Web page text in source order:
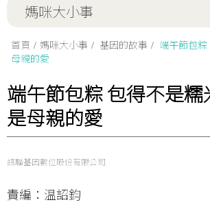
媽咪大小事
首頁 媽咪大小事 基因的故事
端午節包
母親的愛
端午節包粽 包得不是糯
是母親的愛
訊聯基因數位股份有限公司
責編：温詔鈞